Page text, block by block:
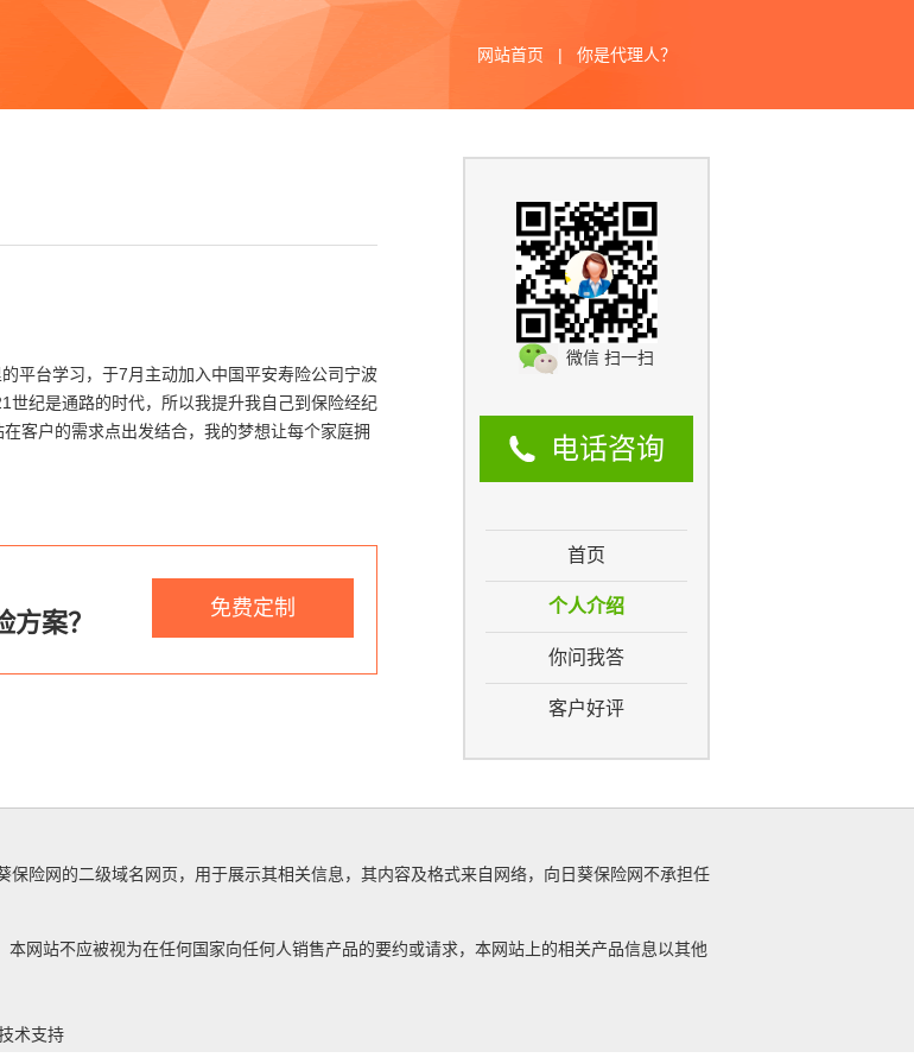
网站首页 | 你是代理人？
平台学习，于7月主动加入中国平安寿险公司宁波
纪是通路的时代，所以我提升我自己到保险经纪
客户的需求点出发结合，我的梦想让每个家庭拥
方案？ 免费定制
微信 扫一扫
电话咨询
首页
个人介绍
你问我答
客户好评
保险网的二级域名网页，用于展示其相关信息，其内容及格式来自网络，向日葵保险网不承担任
本网站不应被视为在任何国家向任何人销售产品的要约或请求，本网站上的相关产品信息以其他
术支持